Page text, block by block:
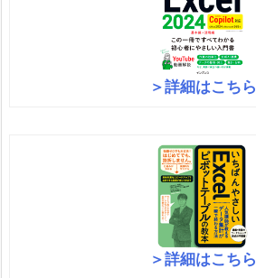
＞詳細はこちら
＞詳細はこちら